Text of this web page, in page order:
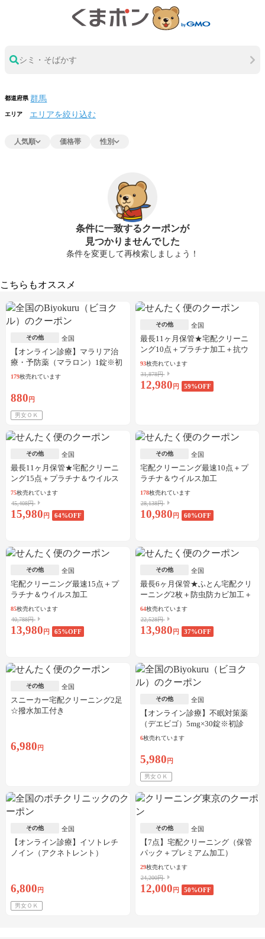
シミ・そばかす
都道府県
エリア エリアを絞り込む
人気順 価格帯 性別
条件に一致するクーポンが
見つかりませんでした
条件を変更して再検索しましょう！
こちらもオススメ
その他 全国
【オンライン診療】マラリア治
療・予防薬（マラロン）1錠※初
診料・送料込／30枚可
179枚売れています
880 円
男女ＯＫ
その他 全国
最長11ヶ月保管★宅配クリーニ
ング10点＋プラチナ加工＋抗ウ
イルス加工
93枚売れています
31,878円
12,980 円 59%OFF
その他 全国
最長11ヶ月保管★宅配クリーニ
ング15点＋プラチナ＆ウイルス
加工
75枚売れています
45,408円
15,980 円 64%OFF
その他 全国
宅配クリーニング最速10点＋プ
ラチナ＆ウイルス加工
178枚売れています
28,138円
10,980 円 60%OFF
その他 全国
宅配クリーニング最速15点＋プ
ラチナ＆ウイルス加工
85枚売れています
40,788円
13,980 円 65%OFF
その他 全国
最長6ヶ月保管★ふとん宅配クリ
ーニング2枚＋防虫防カビ加工＋
しみ抜き
64枚売れています
22,528円
13,980 円 37%OFF
その他 全国
スニーカー宅配クリーニング2足
☆撥水加工付き
6,980 円
その他 全国
【オンライン診療】不眠対策薬
（デエビゴ）5mg×30錠※初診
料・送料込
6枚売れています
5,980 円
男女ＯＫ
その他 全国
【オンライン診療】イソトレチ
ノイン（アクネトレント）
6,800 円
男女ＯＫ
その他 全国
【7点】宅配クリーニング（保管
パック＋プレミアム加工）
29枚売れています
24,200円
12,000 円 50%OFF